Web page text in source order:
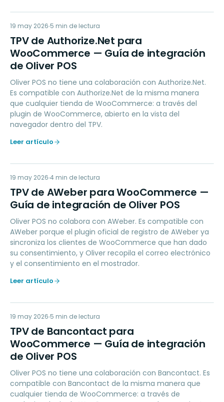
TD
PAYMENTS
19 may 2026 5 min de lectura
TPV de Authorize.Net para
WooCommerce — Guía de integración
de Oliver POS
Oliver POS no tiene una colaboración con Authorize.Net.
Es compatible con Authorize.Net de la misma manera
que cualquier tienda de WooCommerce: a través del
plugin de WooCommerce, abierto en la vista del
navegador dentro del TPV.
Leer artículo
TD
MARKETING
19 may 2026 4 min de lectura
TPV de AWeber para WooCommerce —
Guía de integración de Oliver POS
Oliver POS no colabora con AWeber. Es compatible con
AWeber porque el plugin oficial de registro de AWeber ya
sincroniza los clientes de WooCommerce que han dado
su consentimiento, y Oliver recopila el correo electrónico
y el consentimiento en el mostrador.
Leer artículo
TD
PAYMENTS
19 may 2026 5 min de lectura
TPV de Bancontact para
WooCommerce — Guía de integración
de Oliver POS
Oliver POS no tiene una colaboración con Bancontact. Es
compatible con Bancontact de la misma manera que
cualquier tienda de WooCommerce: a través de